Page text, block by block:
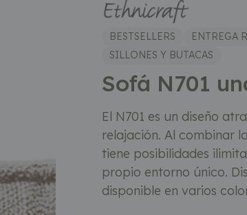
BESTSELLERS ENTREGA
SILLONES Y BUTACAS
Sofá N701
El N701 es un diseño
relajación. Al combinar
tiene posibilidades
propio entorno único.
disponible en varios